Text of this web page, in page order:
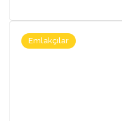
Emlakçılar